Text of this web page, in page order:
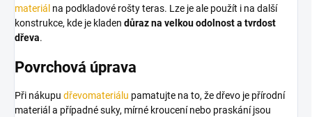
materiál na podkladové rošty teras. Lze je ale použít i na další
konstrukce, kde je kladen důraz na velkou odolnost a tvrdost
dřeva.
Povrchová úprava
Při nákupu dřevomateriálu pamatujte na to, že dřevo je přírodní
materiál a případné suky, mírné kroucení nebo praskání jsou